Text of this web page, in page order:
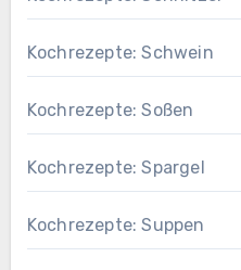
Kochrezepte: Schwein
Kochrezepte: Soßen
Kochrezepte: Spargel
Kochrezepte: Suppen